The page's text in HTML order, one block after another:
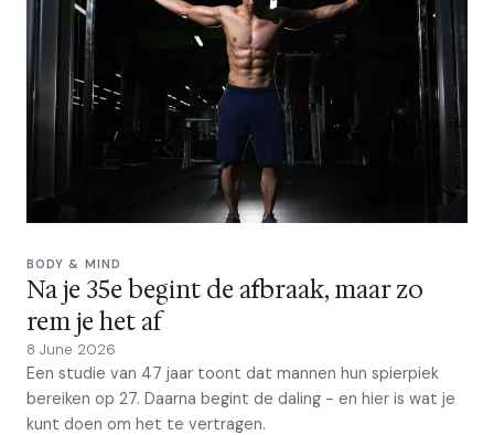
BODY & MIND
Na je 35e begint de afbraak, maar zo
rem je het af
8 June 2026
Een studie van 47 jaar toont dat mannen hun spierpiek
bereiken op 27. Daarna begint de daling - en hier is wat je
kunt doen om het te vertragen.